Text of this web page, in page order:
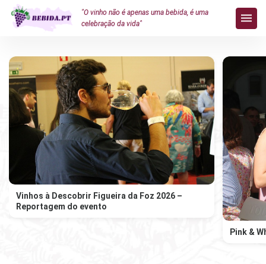
"O vinho não é apenas uma bebida, é uma
celebração da vida"
Vinhos à Descobrir Figueira da Foz 2026 –
Reportagem do evento
Pink &